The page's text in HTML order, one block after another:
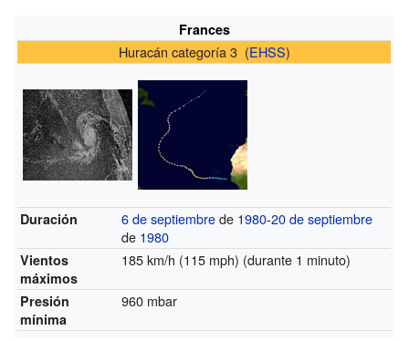
Frances
Huracán categoría 3 (EHSS)
Duración 6 de septiembrede 1980-20 de septiembre
de 1980
Vientos
máximos
185 km/h (115 mph) (durante 1 minuto)
Presión
mínima
960 mbar